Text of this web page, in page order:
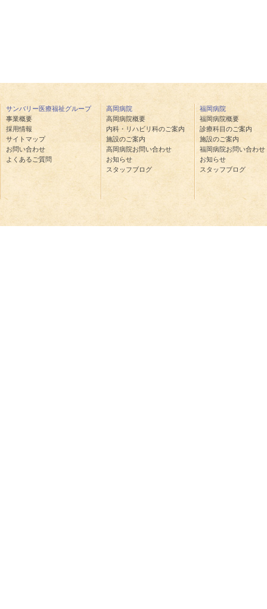
サンバリー医療福祉グループ
事業概要
採用情報
サイトマップ
お問い合わせ
よくあるご質問
高岡病院
高岡病院概要
内科・リハビリ科のご案内
施設のご案内
高岡病院お問い合わせ
お知らせ
スタッフブログ
福岡病院
福岡病院概要
診療科目のご案内
施設のご案内
福岡病院お問い合わせ
お知らせ
スタッフブログ